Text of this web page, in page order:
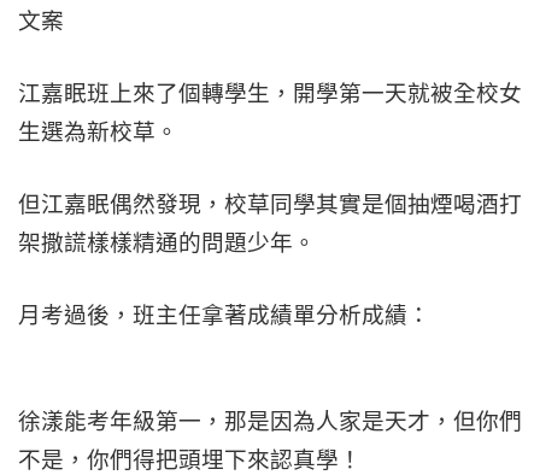
文案
江嘉眠班上來了個轉學生，開學第一天就被全校女
生選為新校草。
但江嘉眠偶然發現，校草同學其實是個抽煙喝酒打
架撒謊樣樣精通的問題少年。
月考過後，班主任拿著成績單分析成績：
徐漾能考年級第一，那是因為人家是天才，但你們
不是，你們得把頭埋下來認真學！